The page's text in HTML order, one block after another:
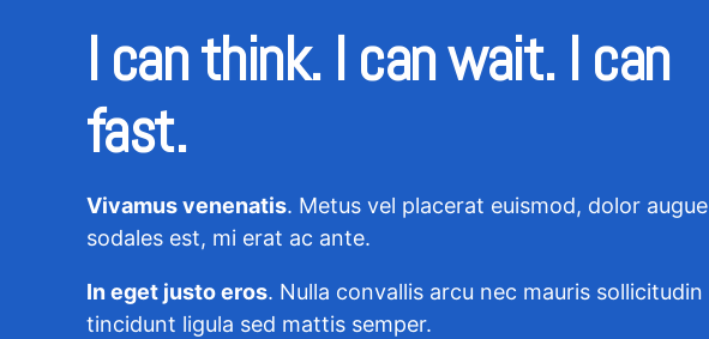
I can think. I can wait. I can
fast.
Vivamus venenatis. Metus vel placerat euismod, dolor augue
sodales est, mi erat ac ante.
In eget justo eros. Nulla convallis arcu nec mauris sollicitudin
tincidunt ligula sed mattis semper.